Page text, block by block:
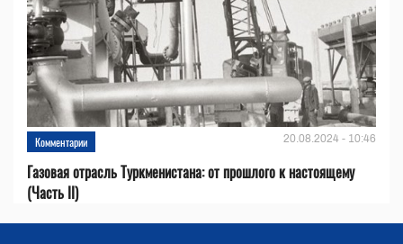
Комментарии 20.08.2024 - 10:46
Газовая отрасль Туркменистана: от прошлого к настоящему
(Часть II)